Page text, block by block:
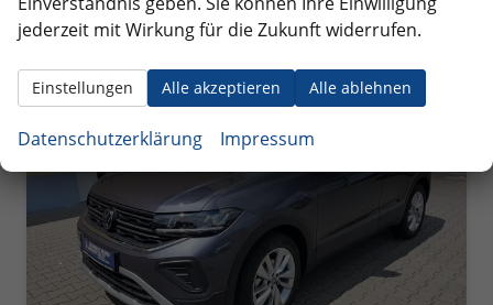
ab 236,– mtl.
jederzeit mit Wirkung für die Zukunft widerrufen.
Alle akzeptieren Alle ablehnen
Einstellungen
Datenschutzerklärung Impressum